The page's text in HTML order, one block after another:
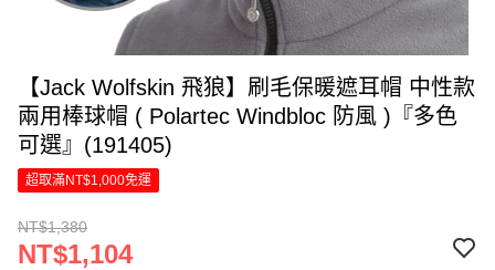
【Jack Wolfskin 飛狼】刷毛保暖遮耳帽 中性款
兩用棒球帽 ( Polartec Windbloc 防風 )『多色
可選』(191405)
超取滿NT$1,000免運
NT$1,380
NT$1,104